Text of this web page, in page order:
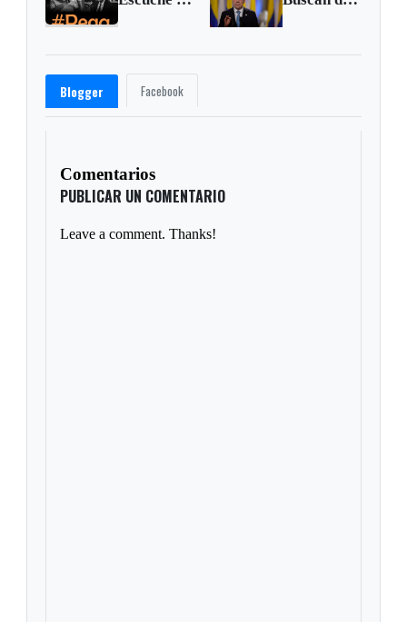
Blogger Facebook
Comentarios
PUBLICAR UN COMENTARIO
Leave a comment. Thanks!